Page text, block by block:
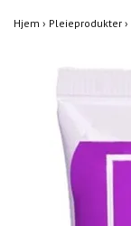
Hjem › Pleieprodukter ›